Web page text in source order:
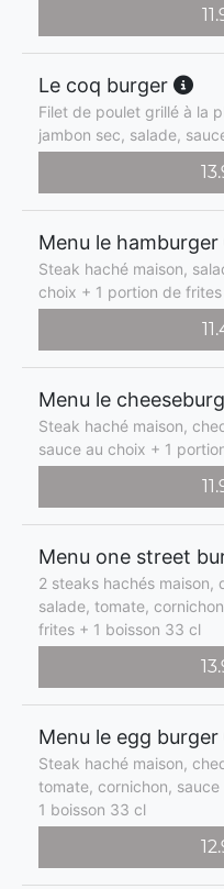
Le coq burger
Filet de poulet grillé à la
jambon sec, salade,
Menu le hamburger
Steak haché maison,
choix + 1 portion de
Menu le
Steak haché maison,
sauce au choix + 1
Menu one street
2 steaks hachés maison,
salade, tomate,
frites + 1 boisson 33 cl
Menu le egg burger
Steak haché maison,
tomate, cornichon,
1 boisson 33 cl